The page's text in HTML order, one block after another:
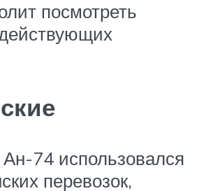
посмотреть
74 использовался
перевозок,